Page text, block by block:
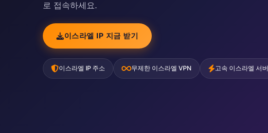
로 접속하세요.
이스라엘 IP 지금 받기
이스라엘 IP 주소 무제한 이스라엘 VPN 고속 이스라엘 서버